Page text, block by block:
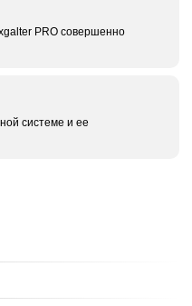
PRO совершенно
системе и ее